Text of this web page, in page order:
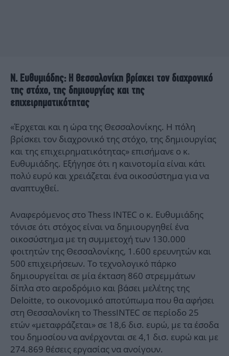
Ν. Ευθυμιάδης: Η Θεσσαλονίκη βρίσκει τον διαχρονικό
της στόχο, της δημιουργίας και της
επιχειρηματικότητας
«Έρχεται και η ώρα της Θεσσαλονίκης. Η πόλη
βρίσκει τον διαχρονικό της στόχο, της δημιουργίας
και της επιχειρηματικότητας» επισήμανε ο κ.
Ευθυμιάδης. Εξήγησε ότι η καινοτομία είναι κάτι
πολύ ευρύ και χρειάζεται ένα οικοσύστημα για να
αναπτυχθεί.
Αναφερόμενος στο Thess INTEC ο κ. Ευθυμιάδης
τόνισε ότι στόχος είναι να δημιουργηθεί ένα
οικοσύστημα με τη συμμετοχή των 130.000
φοιτητών της Θεσσαλονίκης, 1.600 ερευνητών και
500 επιχειρήσεων. Το τεχνολογικό πάρκο
δημιουργείται σε μία έκταση 860 στρεμμάτων
δίπλα στο αεροδρόμιο και βάσει μελέτης της
Deloitte, το οικονομικό αποτύπωμα που θα αφήσει
στη Θεσσαλονίκη το ThessINTEC σε περίοδο 25
ετών «μεταφράζεται» σε 18,6 δισ. ευρώ, με τα έσοδα
του δημοσίου να ανέρχονται σε 4,1 δισ. ευρώ και με
274.869 θέσεις εργασίας να ανοίγουν.